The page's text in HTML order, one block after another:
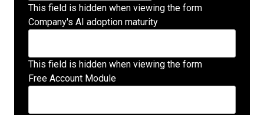
This field is hidden when viewing the form
Company's AI adoption maturity
This field is hidden when viewing the form
Free Account Module